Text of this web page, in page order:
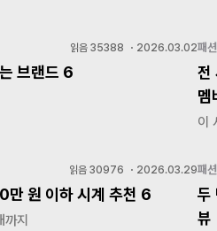
읽음 35388 ・ 2026.03.02
브랜드 6
패
전
멤
이
읽음 30976 ・ 2026.03.29
만 원 이하 시계 추천 6
지
패
두
뷰